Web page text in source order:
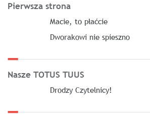
Pierwsza strona
Macie, to płaćcie
Dworakowi nie spieszno
Nasze TOTUS TUUS
Drodzy Czytelnicy!